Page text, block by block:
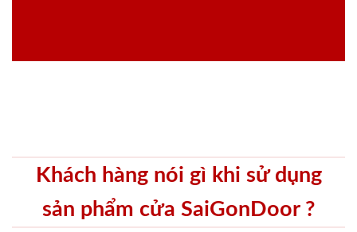
Khách hàng nói gì khi sử dụng
sản phẩm cửa SaiGonDoor ?